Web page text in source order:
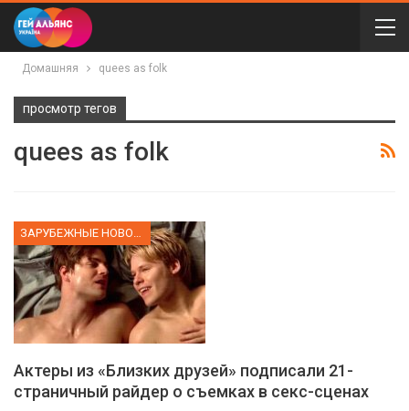
Домашняя quees as folk
просмотр тегов
quees as folk
Актеры из «Близких друзей» подписали 21-
страничный райдер о съемках в секс-сценах